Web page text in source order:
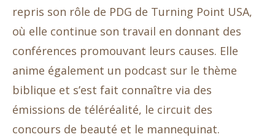
repris son rôle de PDG de Turning Point USA,
où elle continue son travail en donnant des
conférences promouvant leurs causes. Elle
anime également un podcast sur le thème
biblique et s’est fait connaître via des
émissions de téléréalité, le circuit des
concours de beauté et le mannequinat.